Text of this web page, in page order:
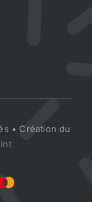
• Création du